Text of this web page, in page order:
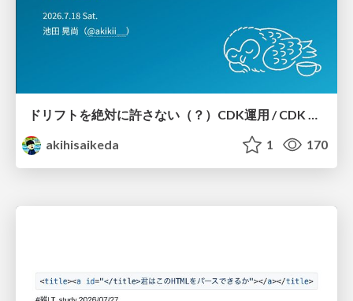
ドリフトを絶対に許さない（？）CDK運用 / CDK Ops with Zero Tolerance for Drifts (?)
akihisaikeda
1 170